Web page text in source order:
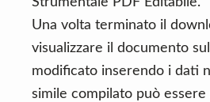
Una volta terminato il
visualizzare il documento
modificato inserendo i dati
simile compilato può essere